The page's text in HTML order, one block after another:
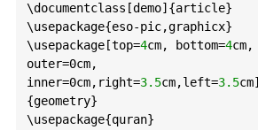
\documentclass [demo]{article}
\usepackage{eso-pic,graphicx}
\usepackage[top=4cm, bottom=4cm
outer=0cm
inner=0cm, right=3.5cm,left=3.5cm]
{geometry}
\usepackage{quran}